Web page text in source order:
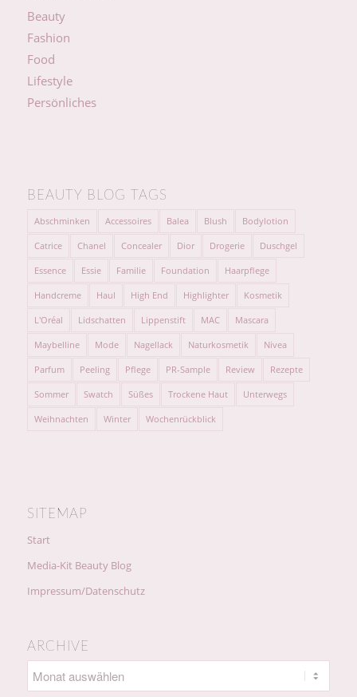
Beauty
Fashion
Food
Lifestyle
Persönliches
BEAUTY BLOG TAGS
Abschminken Accessoires Balea Blush Bodylotion
Catrice Chanel Concealer Dior Drogerie Duschgel
Essence Essie Familie Foundation Haarpflege
Handcreme Haul High End Highlighter Kosmetik
L'Oréal Lidschatten Lippenstift MAC Mascara
Maybelline Mode Nagellack Naturkosmetik Nivea
Parfum Peeling Pflege PR-Sample Review Rezepte
Sommer Swatch Süßes Trockene Haut Unterwegs
Weihnachten Winter Wochenrückblick
SITEMAP
Start
Media-Kit Beauty Blog
Impressum/Datenschutz
ARCHIVE